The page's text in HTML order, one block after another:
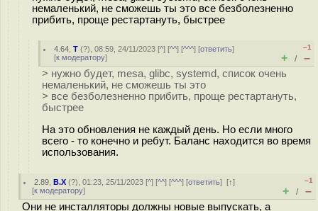
немаленький, не сможешь ты это все безболезненно
прибить, проще рестартануть, быстрее
4.64 ,T (?), 08:59, 24/11/2023 [^] [^^] [^^^] [ответить]
[к модератору]
–1
+ / –
> нужно будет, mesa, glibc, systemd, список очень
немаленький, не сможешь ты это
> все безболезненно прибить, проще рестартануть,
быстрее
На это обновления не каждый день. Но если много
всего - то конечно и ребут. Баланс находится во время
использования.
2.89 ,B.X (?), 01:23, 25/11/2023 [^] [^^] [^^^] [ответить][↑]
[к модератору]
–1
+ / –
Они не инсталляторы должны новые выпускать, а